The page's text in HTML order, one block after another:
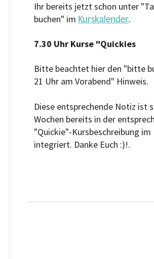
Ihr bereits jetzt schon unter
buchen" im Kurskalender.
7.30 Uhr Kurse "Quickies
Bitte beachtet hier den "bitte
21 Uhr am Vorabend" Hinweis.
Diese entsprechende Notiz ist
Wochen bereits in der
"Quickie"-Kursbeschreibung im
integriert. Danke Euch :)!.